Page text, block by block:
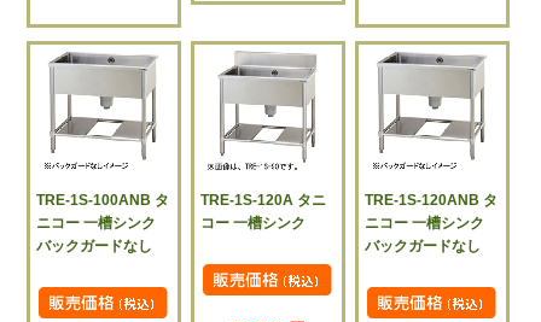
TRE-1S-100ANB タ
ニコー 一槽シンク
バックガードなし
TRE-1S-120A タニ
コー 一槽シンク
TRE-1S-120ANB タ
ニコー 一槽シンク
バックガードなし